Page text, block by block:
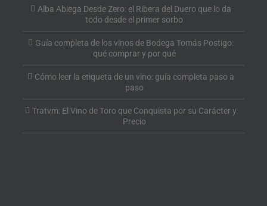
Alba Abiega Desde Zero: el Ribera del Duero que lo da
todo desde el primer sorbo
Guía completa de los vinos de Bodega Tomás Postigo:
qué comprar y por qué
Cómo leer la etiqueta de un vino: guía completa paso a
paso
Tratvm: El Vino de Toro que Conquista por su Carácter y
Precio